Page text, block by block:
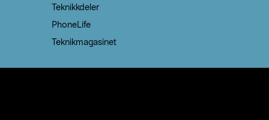
Teknikkdeler
PhoneLife
Teknikmagasinet